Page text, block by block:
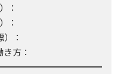
：
：
：
方：